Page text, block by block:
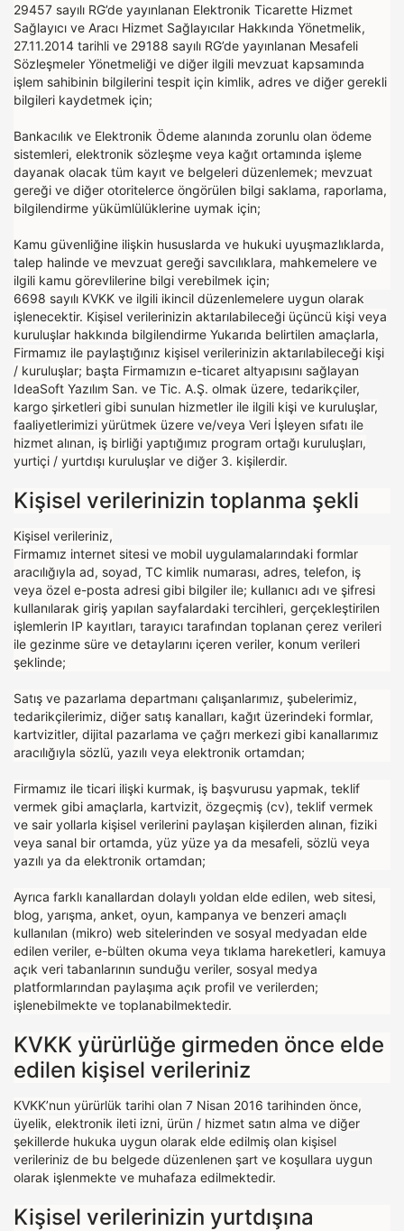
29457 sayılı RG’de yayınlanan Elektronik Ticarette Hizmet
Sağlayıcı ve Aracı Hizmet Sağlayıcılar Hakkında Yönetmelik,
27.11.2014 tarihli ve 29188 sayılı RG’de yayınlanan Mesafeli
Sözleşmeler Yönetmeliği ve diğer ilgili mevzuat kapsamında
işlem sahibinin bilgilerini tespit için kimlik, adres ve diğer gerekli
bilgileri kaydetmek için;
Bankacılık ve Elektronik Ödeme alanında zorunlu olan ödeme
sistemleri, elektronik sözleşme veya kağıt ortamında işleme
dayanak olacak tüm kayıt ve belgeleri düzenlemek; mevzuat
gereği ve diğer otoritelerce öngörülen bilgi saklama, raporlama,
bilgilendirme yükümlülüklerine uymak için;
Kamu güvenliğine ilişkin hususlarda ve hukuki uyuşmazlıklarda,
talep halinde ve mevzuat gereği savcılıklara, mahkemelere ve
ilgili kamu görevlilerine bilgi verebilmek için;
6698 sayılı KVKK ve ilgili ikincil düzenlemelere uygun olarak
işlenecektir. Kişisel verilerinizin aktarılabileceği üçüncü kişi veya
kuruluşlar hakkında bilgilendirme Yukarıda belirtilen amaçlarla,
Firmamız ile paylaştığınız kişisel verilerinizin aktarılabileceği kişi
/ kuruluşlar; başta Firmamızın e-ticaret altyapısını sağlayan
IdeaSoft Yazılım San. ve Tic. A.Ş. olmak üzere, tedarikçiler,
kargo şirketleri gibi sunulan hizmetler ile ilgili kişi ve kuruluşlar,
faaliyetlerimizi yürütmek üzere ve/veya Veri İşleyen sıfatı ile
hizmet alınan, iş birliği yaptığımız program ortağı kuruluşları,
yurtiçi / yurtdışı kuruluşlar ve diğer 3. kişilerdir.
Kişisel verilerinizin toplanma şekli
Kişisel verileriniz,
Firmamız internet sitesi ve mobil uygulamalarındaki formlar
aracılığıyla ad, soyad, TC kimlik numarası, adres, telefon, iş
veya özel e-posta adresi gibi bilgiler ile; kullanıcı adı ve şifresi
kullanılarak giriş yapılan sayfalardaki tercihleri, gerçekleştirilen
işlemlerin IP kayıtları, tarayıcı tarafından toplanan çerez verileri
ile gezinme süre ve detaylarını içeren veriler, konum verileri
şeklinde;
Satış ve pazarlama departmanı çalışanlarımız, şubelerimiz,
tedarikçilerimiz, diğer satış kanalları, kağıt üzerindeki formlar,
kartvizitler, dijital pazarlama ve çağrı merkezi gibi kanallarımız
aracılığıyla sözlü, yazılı veya elektronik ortamdan;
Firmamız ile ticari ilişki kurmak, iş başvurusu yapmak, teklif
vermek gibi amaçlarla, kartvizit, özgeçmiş (cv), teklif vermek
ve sair yollarla kişisel verilerini paylaşan kişilerden alınan, fiziki
veya sanal bir ortamda, yüz yüze ya da mesafeli, sözlü veya
yazılı ya da elektronik ortamdan;
Ayrıca farklı kanallardan dolaylı yoldan elde edilen, web sitesi,
blog, yarışma, anket, oyun, kampanya ve benzeri amaçlı
kullanılan (mikro) web sitelerinden ve sosyal medyadan elde
edilen veriler, e-bülten okuma veya tıklama hareketleri, kamuya
açık veri tabanlarının sunduğu veriler, sosyal medya
platformlarından paylaşıma açık profil ve verilerden;
işlenebilmekte ve toplanabilmektedir.
KVKK yürürlüğe girmeden önce elde
edilen kişisel verileriniz
KVKK’nun yürürlük tarihi olan 7 Nisan 2016 tarihinden önce,
üyelik, elektronik ileti izni, ürün / hizmet satın alma ve diğer
şekillerde hukuka uygun olarak elde edilmiş olan kişisel
verileriniz de bu belgede düzenlenen şart ve koşullara uygun
olarak işlenmekte ve muhafaza edilmektedir.
Kişisel verilerinizin yurtdışına